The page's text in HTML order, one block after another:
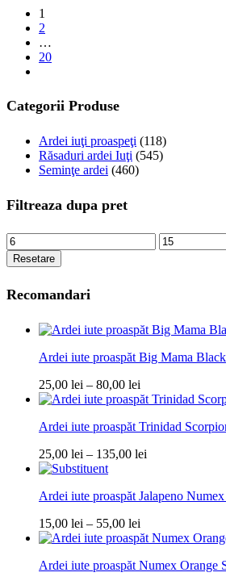
1
2
…
20
Categorii Produse
Ardei iuţi proaspeţi (118)
Răsaduri ardei Iuţi (545)
Seminţe ardei (460)
Filtreaza dupa pret
Preț
minim
Preț
maxim
Resetare
Recomandari
Ardei iute proaspăt Big Mama Black
25,00 lei – 80,00 lei
de
25,00 lei
la
Ardei iute proaspăt Trinidad
25,00 lei – 135,00 lei
25,00 lei
135,00 lei
Ardei iute proaspăt Jalapeno
15,00 lei – 55,00 lei
de
15,00 lei
Ardei iute proaspăt Numex Orange